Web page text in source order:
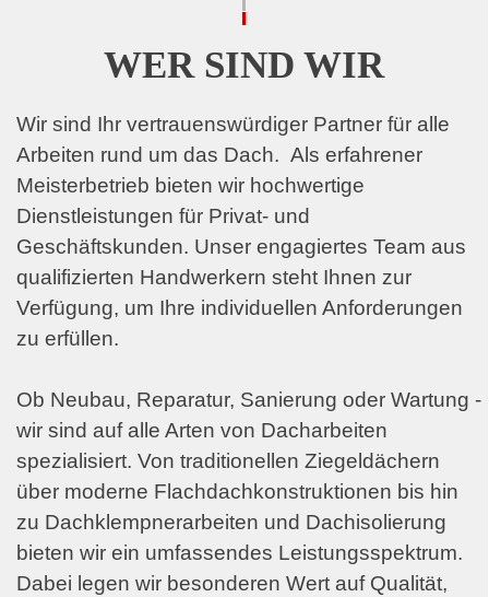
WER SIND WIR
Wir sind Ihr vertrauenswürdiger Partner für alle
Arbeiten rund um das Dach. Als erfahrener
Meisterbetrieb bieten wir hochwertige
Dienstleistungen für Privat- und
Geschäftskunden. Unser engagiertes Team aus
qualifizierten Handwerkern steht Ihnen zur
Verfügung, um Ihre individuellen Anforderungen
zu erfüllen.
Ob Neubau, Reparatur, Sanierung oder Wartung -
wir sind auf alle Arten von Dacharbeiten
spezialisiert. Von traditionellen Ziegeldächern
über moderne Flachdachkonstruktionen bis hin
zu Dachklempnerarbeiten und Dachisolierung
bieten wir ein umfassendes Leistungsspektrum.
Dabei legen wir besonderen Wert auf Qualität,